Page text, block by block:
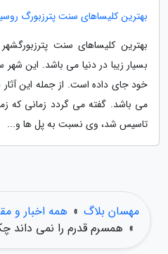
بهترین کلیساهای سنت پترزبورگ
بهترین کلیساهای سنت
بسیار زیبا در دنیا می باشد. این شهر
خود جای داده است. از جمله این
می باشد. گفته می گردد زمانی که
تاسیس شد، وی نسبت به پل ها و...
مهسان بلاگ » همه اخبار و
» همسرم قدرم را نمی داند